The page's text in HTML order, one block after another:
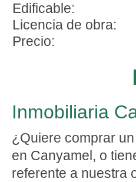
Edificable:
Licencia de obra:
Precio:
Inmobiliaria
¿Quiere comprar
en Canyamel, o
referente a nuestra